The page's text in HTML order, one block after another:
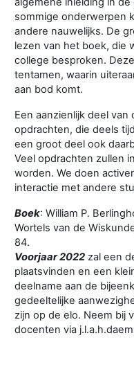
sommige onderwerpen
andere nauwelijks. De
lezen van het boek, die
college besproken.
tentamen, waarin
aan bod komt.
Een aanzienlijk deel
opdrachten, die deels
een groot deel ook
Veel opdrachten zullen
worden. We doen
interactie met andere
Boek: William P.
Wortels van de
84.
Voorjaar 2022 zal een
plaatsvinden en een
deelname aan de
gedeeltelijke
zijn op de elo. Neem bij
docenten via